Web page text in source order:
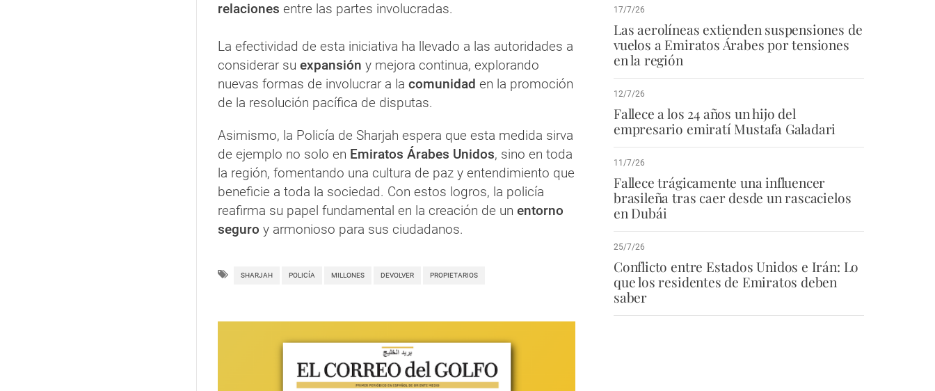
relaciones entre las partes involucradas.
La efectividad de esta iniciativa ha llevado a las autoridades a
considerar su expansión y mejora continua, explorando
nuevas formas de involucrar a la comunidad en la promoción
de la resolución pacífica de disputas.
Asimismo, la Policía de Sharjah espera que esta medida sirva
de ejemplo no solo en Emiratos Árabes Unidos, sino en toda
la región, fomentando una cultura de paz y entendimiento que
beneficie a toda la sociedad. Con estos logros, la policía
reafirma su papel fundamental en la creación de un entorno
seguro y armonioso para sus ciudadanos.
SHARJAH POLICÍA MILLONES DEVOLVER PROPIETARIOS
17/7/26
Las aerolíneas extienden suspensiones de
vuelos a Emiratos Árabes por tensiones
en la región
12/7/26
Fallece a los 24 años un hijo del
empresario emiratí Mustafa Galadari
11/7/26
Fallece trágicamente una influencer
brasileña tras caer desde un rascacielos
en Dubái
25/7/26
Conflicto entre Estados Unidos e Irán: Lo
que los residentes de Emiratos deben
saber